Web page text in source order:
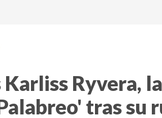
Karliss Ryvera,
tras su